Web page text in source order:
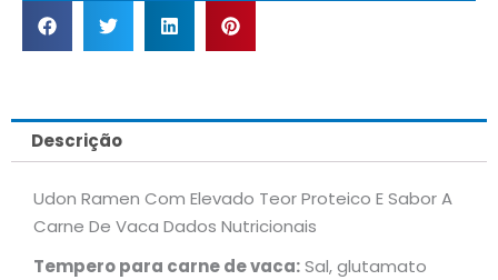
Descrição
Udon Ramen Com Elevado Teor Proteico E Sabor A
Carne De Vaca Dados Nutricionais
Tempero para carne de vaca:Sal, glutamato